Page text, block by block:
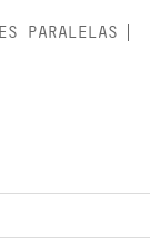
PARALELAS